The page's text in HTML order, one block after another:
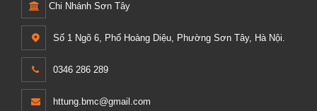
Chi Nhánh Sơn Tây
Số 1 Ngõ 6, Phố Hoàng Diệu, Phường Sơn Tây, Hà Nội.
0346 286 289
httung.bmc@gmail.com